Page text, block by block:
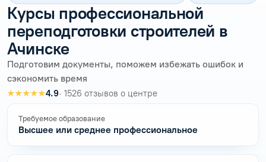
Курсы профессиональной
переподготовки строителей в
Ачинске
Подготовим документы, поможем избежать ошибок и
сэкономить время
★★★★★4.9· 1526 отзывов о центре
Требуемое образование
Высшее или среднее профессиональное